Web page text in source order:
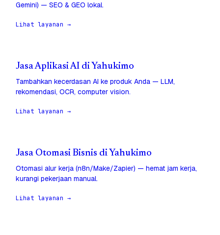
Gemini) — SEO & GEO lokal.
Lihat layanan →
Jasa Aplikasi AI di Yahukimo
Tambahkan kecerdasan AI ke produk Anda — LLM,
rekomendasi, OCR, computer vision.
Lihat layanan →
Jasa Otomasi Bisnis di Yahukimo
Otomasi alur kerja (n8n/Make/Zapier) — hemat jam kerja,
kurangi pekerjaan manual.
Lihat layanan →